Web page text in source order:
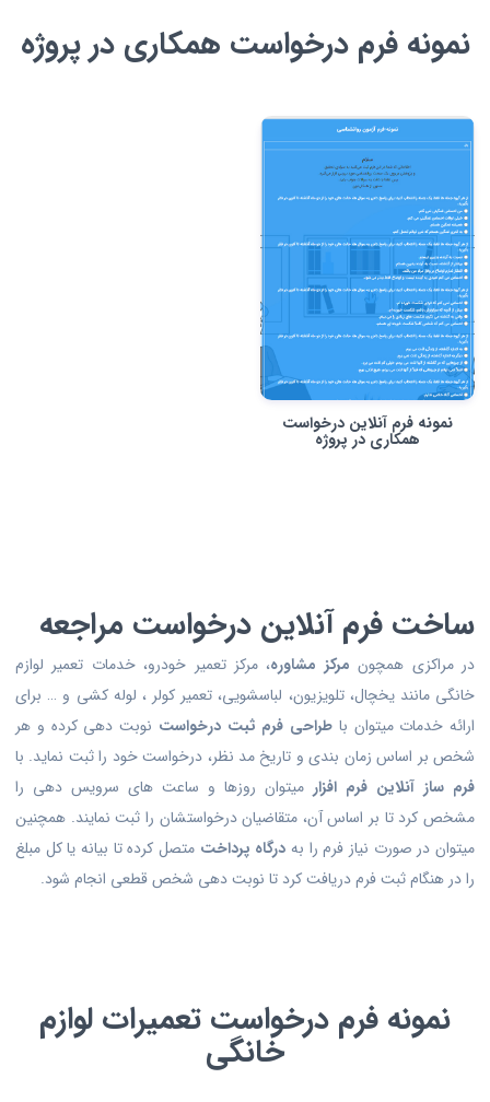
نمونه فرم درخواست همکاری در پروژه
نمونه فرم آنلاین درخواست
همکاری در پروژه
ساخت فرم آنلاین درخواست مراجعه
در مراکزی همچون مرکز مشاوره، مرکز تعمیر خودرو، خدمات تعمیر لوازم
خانگی مانند یخچال، تلویزیون، لباسشویی، تعمیر کولر ، لوله کشی و … برای
ارائه خدمات میتوان با طراحی فرم ثبت درخواست نوبت دهی کرده و هر
شخص بر اساس زمان بندی و تاریخ مد نظر، درخواست خود را ثبت نماید. با
فرم ساز آنلاین فرم افزار میتوان روزها و ساعت های سرویس دهی را
مشخص کرد تا بر اساس آن، متقاضیان درخواستشان را ثبت نمایند. همچنین
میتوان در صورت نیاز فرم را به درگاه پرداخت متصل کرده تا بیانه یا کل مبلغ
را در هنگام ثبت فرم دریافت کرد تا نوبت دهی شخص قطعی انجام شود.
نمونه فرم درخواست تعمیرات لوازم
خانگی